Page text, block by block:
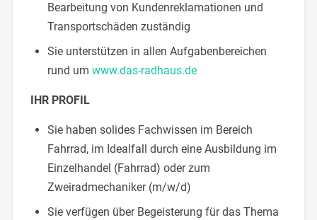
Bearbeitung von Kundenreklamationen und
Transportschäden zuständig
Sie unterstützen in allen Aufgabenbereichen
rund um www.das-radhaus.de
IHR PROFIL
Sie haben solides Fachwissen im Bereich
Fahrrad, im Idealfall durch eine Ausbildung im
Einzelhandel (Fahrrad) oder zum
Zweiradmechaniker (m/w/d)
Sie verfügen über Begeisterung für das Thema